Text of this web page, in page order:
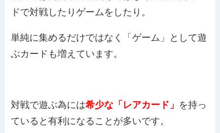
ドで対戦したりゲームをしたり。
単純に集めるだけではなく「ゲーム」として遊
ぶカードも増えています。
対戦で遊ぶ為には希少な「レアカード」 を持っ
ていると有利になることが多いです。